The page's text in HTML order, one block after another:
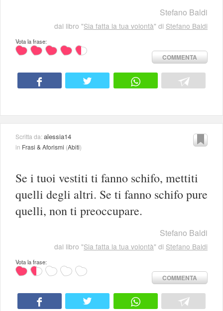
Stefano Baldi
dal libro "Sia fatta la tua volontà" di Stefano Baldi
Vota la frase:
COMMENTA
Scritta da:alessia14
in Frasi & Aforismi (Abiti)
Se i tuoi vestiti ti fanno schifo, mettiti
quelli degli altri. Se ti fanno schifo pure
quelli, non ti preoccupare.
Stefano Baldi
dal libro "Sia fatta la tua volontà" di Stefano Baldi
Vota la frase:
COMMENTA